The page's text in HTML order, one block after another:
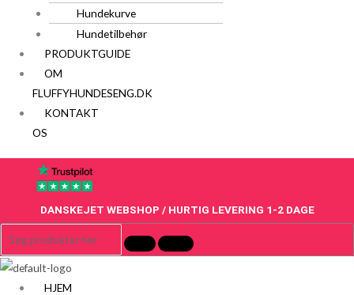
Hundekurve
Hundetilbehør
PRODUKTGUIDE
OM
FLUFFYHUNDESENG.DK
KONTAKT
OS
DANSKEJET WEBSHOP / HURTIG LEVERING 1-2 DAGE
HJEM